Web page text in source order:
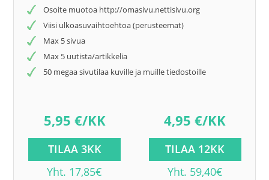
Osoite muotoa http://omasivu.nettisivu.org
Viisi ulkoasuvaihtoehtoa (perusteemat)
Max 5 sivua
Max 5 uutista/artikkelia
50 megaa sivutilaa kuville ja muille tiedostoille
5,95 €/KK
TILAA 3KK
Yht. 17,85€
4,95 €/KK
TILAA 12KK
Yht. 59,40€